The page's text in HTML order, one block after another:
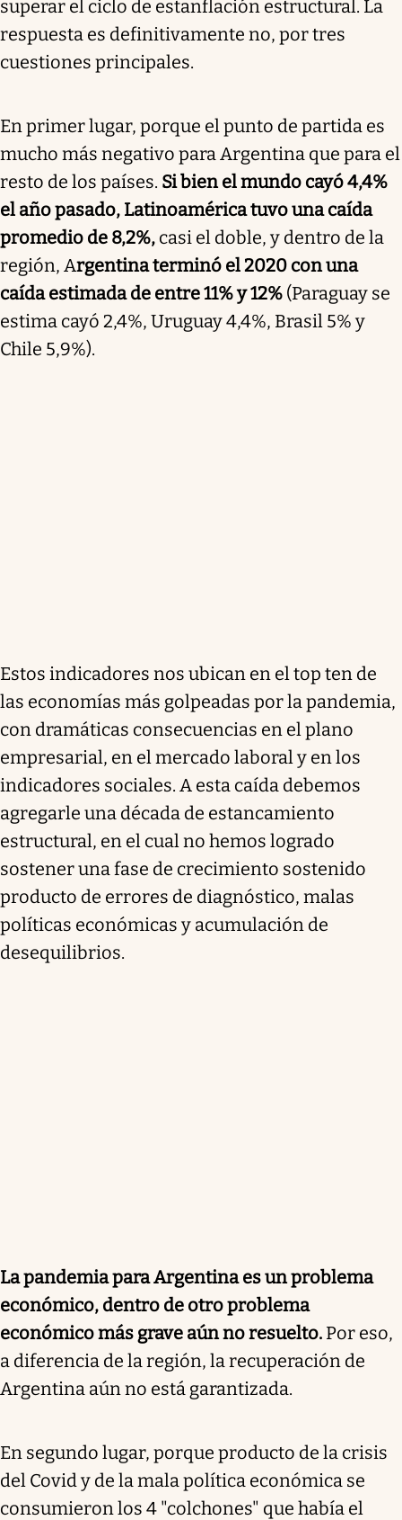
superar el ciclo de estanflación estructural. La
respuesta es definitivamente no, por tres
cuestiones principales.
En primer lugar, porque el punto de partida es
mucho más negativo para Argentina que para el
resto de los países. Si bien el mundo cayó 4,4%
el año pasado, Latinoamérica tuvo una caída
promedio de 8,2%, casi el doble, y dentro de la
región, Argentina terminó el 2020 con una
caída estimada de entre 11% y 12% (Paraguay se
estima cayó 2,4%, Uruguay 4,4%, Brasil 5% y
Chile 5,9%).
Estos indicadores nos ubican en el top ten de
las economías más golpeadas por la pandemia,
con dramáticas consecuencias en el plano
empresarial, en el mercado laboral y en los
indicadores sociales. A esta caída debemos
agregarle una década de estancamiento
estructural, en el cual no hemos logrado
sostener una fase de crecimiento sostenido
producto de errores de diagnóstico, malas
políticas económicas y acumulación de
desequilibrios.
La pandemia para Argentina es un problema
económico, dentro de otro problema
económico más grave aún no resuelto. Por eso,
a diferencia de la región, la recuperación de
Argentina aún no está garantizada.
En segundo lugar, porque producto de la crisis
del Covid y de la mala política económica se
consumieron los 4 "colchones" que había el